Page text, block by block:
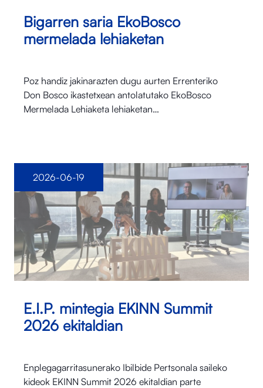
Bigarren saria EkoBosco
mermelada lehiaketan
Poz handiz jakinarazten dugu aurten Errenteriko
Don Bosco ikastetxean antolatutako EkoBosco
Mermelada Lehiaketa lehiaketan…
E.I.P. mintegia EKINN Summit
2026 ekitaldian
Enplegagarritasunerako Ibilbide Pertsonala saileko
kideok EKINN Summit 2026 ekitaldian parte
2026-06-19